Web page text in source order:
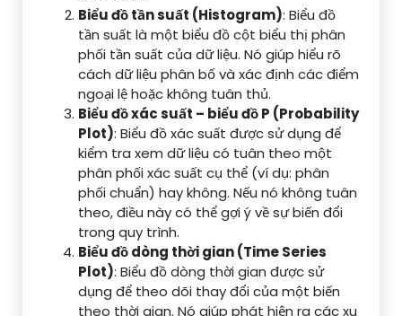
Biểu đồ tần suất (Histogram): Biểu đồ
tần suất là một biểu đồ cột biểu thị phân
phối tần suất của dữ liệu. Nó giúp hiểu rõ
cách dữ liệu phân bố và xác định các điểm
ngoại lệ hoặc không tuân thủ.
Biểu đồ xác suất – biểu đồ P (Probability
Plot): Biểu đồ xác suất được sử dụng để
kiểm tra xem dữ liệu có tuân theo một
phân phối xác suất cụ thể (ví dụ: phân
phối chuẩn) hay không. Nếu nó không tuân
theo, điều này có thể gợi ý về sự biến đổi
trong quy trình.
Biểu đồ dòng thời gian (Time Series
Plot): Biểu đồ dòng thời gian được sử
dụng để theo dõi thay đổi của một biến
theo thời gian. Nó giúp phát hiện ra các xu